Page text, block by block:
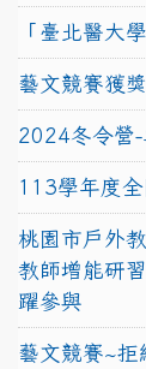
「臺北醫大
藝文競賽獲
2024冬令營
113學年度
桃園市戶外
教師增能研
躍參與
藝文競賽~拒